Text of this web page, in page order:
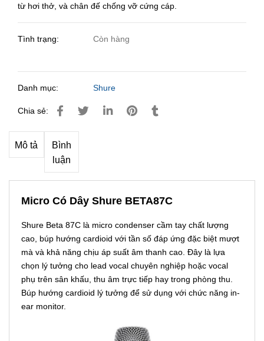
từ hơi thở, và chân đế chống vỡ cứng cáp.
Tình trạng: Còn hàng
Danh mục: Shure
Chia sẻ:
Mô tả
Bình
luận
Micro Có Dây Shure BETA87C
Shure Beta 87C là micro condenser cầm tay chất lượng
cao, búp hướng cardioid với tần số đáp ứng đặc biệt mượt
mà và khả năng chịu áp suất âm thanh cao. Đây là lựa
chọn lý tưởng cho lead vocal chuyên nghiệp hoặc vocal
phụ trên sân khấu, thu âm trực tiếp hay trong phòng thu.
Búp hướng cardioid lý tưởng để sử dụng với chức năng in-
ear monitor.